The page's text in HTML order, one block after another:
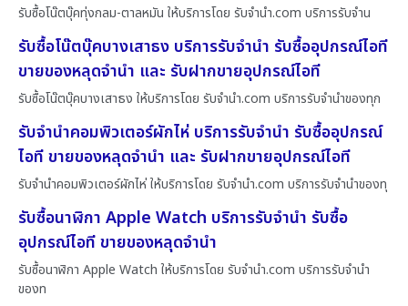
รับซื้อโน๊ตบุ๊คทุ่งกลม-ตาลหมัน ให้บริการโดย รับจํานํา.com บริการรับจำน
รับซื้อโน๊ตบุ๊คบางเสาธง บริการรับจำนำ รับซื้ออุปกรณ์ไอที
ขายของหลุดจำนำ และ รับฝากขายอุปกรณ์ไอที
รับซื้อโน๊ตบุ๊คบางเสาธง ให้บริการโดย รับจํานํา.com บริการรับจำนำของทุก
รับจำนำคอมพิวเตอร์ผักไห่ บริการรับจำนำ รับซื้ออุปกรณ์
ไอที ขายของหลุดจำนำ และ รับฝากขายอุปกรณ์ไอที
รับจำนำคอมพิวเตอร์ผักไห่ ให้บริการโดย รับจํานํา.com บริการรับจำนำของทุ
รับซื้อนาฬิกา Apple Watch บริการรับจำนำ รับซื้อ
อุปกรณ์ไอที ขายของหลุดจำนำ
รับซื้อนาฬิกา Apple Watch ให้บริการโดย รับจํานํา.com บริการรับจำนำ
ของท